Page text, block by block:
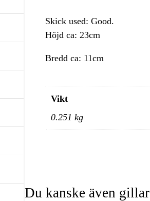
Skick used: Good.
Höjd ca: 23cm
Bredd ca: 11cm
Vikt
0.251 kg
Du kanske även gillar